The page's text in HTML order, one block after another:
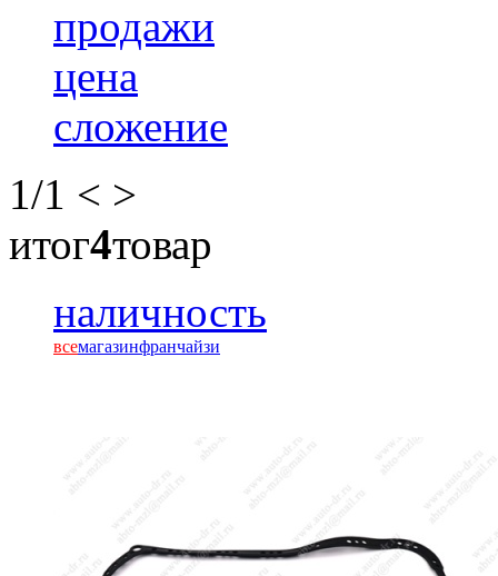
продажи
цена
сложение
1/1 < >
итог4товар
наличность
всемагазинфранчайзи